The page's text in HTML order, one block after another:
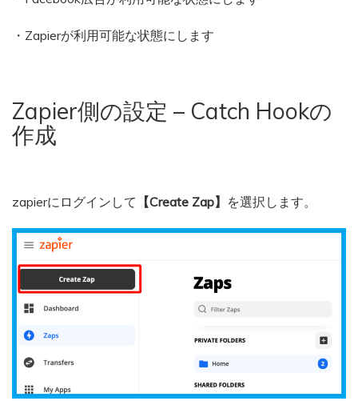
・Zapierが利用可能な状態にします
Zapier側の設定 – Catch Hookの
作成
zapierにログインして 【Create Zap】 を選択します。